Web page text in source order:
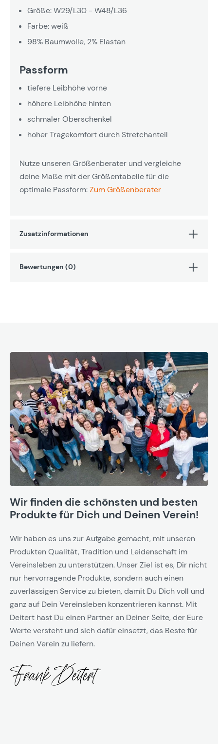
Größe: W29/L30 - W48/L36
Farbe: weiß
98% Baumwolle, 2% Elastan
Passform
tiefere Leibhöhe vorne
höhere Leibhöhe hinten
schmaler Oberschenkel
hoher Tragekomfort durch Stretchanteil
Nutze unseren Größenberater und vergleiche
deine Maße mit der Größentabelle für die
optimale Passform:Zum Größenberater
Zusatzinformationen
Bewertungen (0)
Wir finden die schönsten und besten
Produkte für Dich und Deinen Verein!
Wir haben es uns zur Aufgabe gemacht, mit unseren
Produkten Qualität, Tradition und Leidenschaft im
Vereinsleben zu unterstützen. Unser Ziel ist es, Dir nicht
nur hervorragende Produkte, sondern auch einen
zuverlässigen Service zu bieten, damit Du Dich voll und
ganz auf Dein Vereinsleben konzentrieren kannst. Mit
Deitert hast Du einen Partner an Deiner Seite, der Eure
Werte versteht und sich dafür einsetzt, das Beste für
Deinen Verein zu liefern.